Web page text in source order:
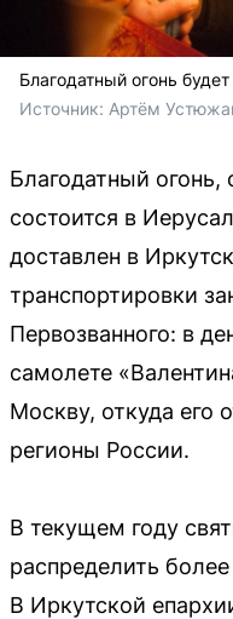
Благодатный огонь
Источник: Артём
Благодатный огонь,
состоится в
доставлен в
транспортировки
Первозванного: в
самолете
Москву, откуда его
регионы России.
В текущем году
распределить
В Иркутской